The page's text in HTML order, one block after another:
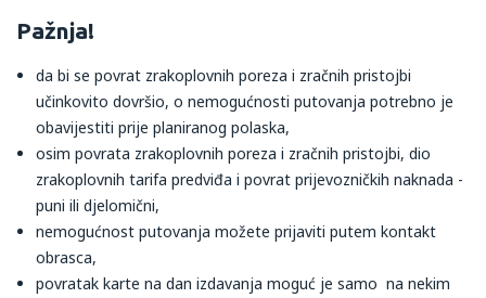
Pažnja!
da bi se povrat zrakoplovnih poreza i zračnih pristojbi
učinkovito dovršio, o nemogućnosti putovanja potrebno je
obavijestiti prije planiranog polaska,
osim povrata zrakoplovnih poreza i zračnih pristojbi, dio
zrakoplovnih tarifa predviđa i povrat prijevozničkih naknada -
puni ili djelomični,
nemogućnost putovanja možete prijaviti putem kontakt
obrasca,
povratak karte na dan izdavanja moguć je samo na nekim